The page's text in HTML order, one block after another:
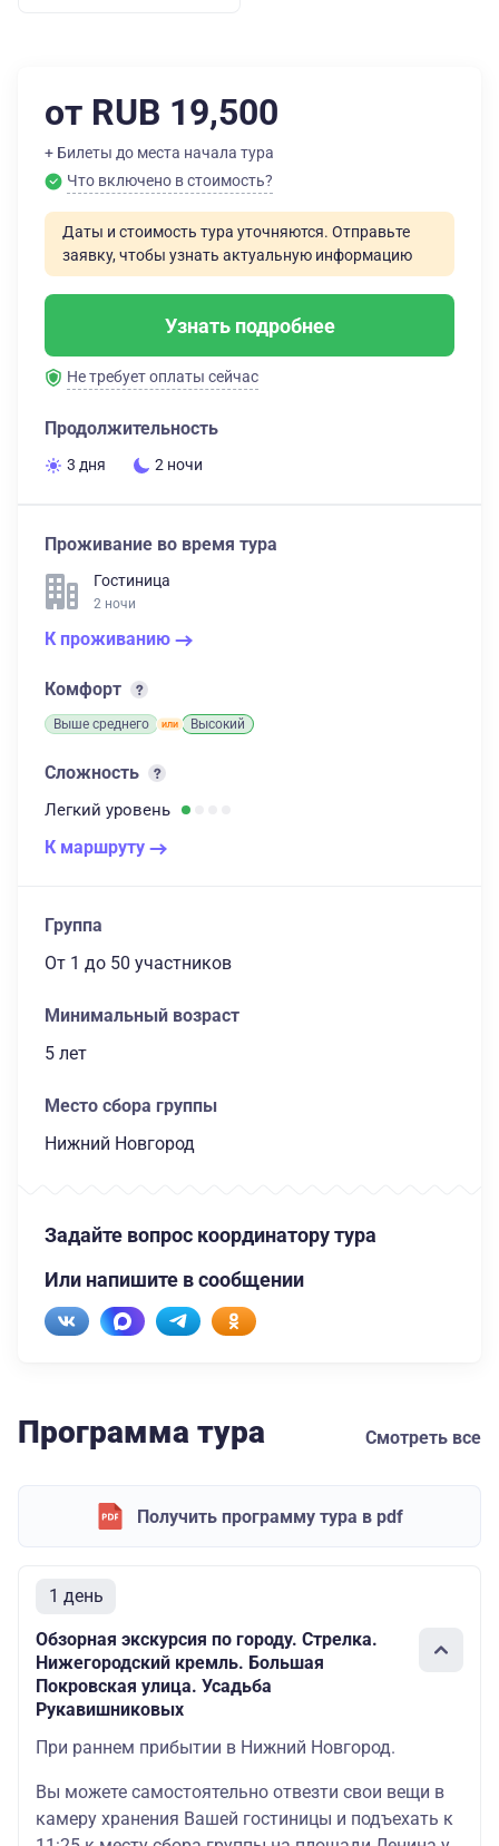
от RUB 19,500
+ Билеты до места начала тура
Что включено в стоимость?
Даты и стоимость тура уточняются. Отправьте
заявку, чтобы узнать актуальную информацию
Узнать подробнее
Не требует оплаты сейчас
Продолжительность
3 дня 2 ночи
Проживание во время тура
Гостиница
2 ночи
К проживанию
Комфорт
Выше среднего Высокий
Сложность
Легкий уровень
К маршруту
Группа
От 1 до 50 участников
Минимальный возраст
5 лет
Место сбора группы
Нижний Новгород
Задайте вопрос координатору тура
Или напишите в сообщении
Программа тура Смотреть все
Получить программу тура в pdf
1 день
Обзорная экскурсия по городу. Стрелка.
Нижегородский кремль. Большая
Покровская улица. Усадьба
Рукавишниковых
При раннем прибытии в Нижний Новгород.
Вы можете самостоятельно отвезти свои вещи в
камеру хранения Вашей гостиницы и подъехать к